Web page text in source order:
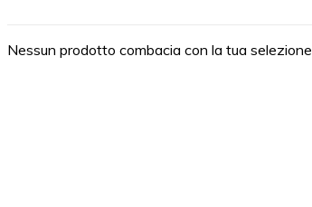
Nessun prodotto combacia con la tua selezione.